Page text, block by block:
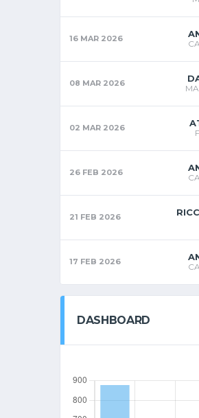
16 MAR 2026
08 MAR 2026
02 MAR 2026
26 FEB 2026
21 FEB 2026
17 FEB 2026
DASHBOARD